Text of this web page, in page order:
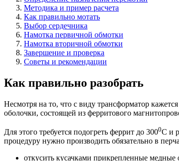
Методика и пример расчета
Как правильно мотать
Выбор сердечника
Намотка первичной обмотки
Намотка вторичной обмотки
Завершение и проверка
Советы и рекомендации
Как правильно разобрать
Несмотря на то, что с виду трансформатор
оболочки, состоящей из ферритового
Для этого требуется подогреть феррит до 3000С и
процедуру нужно производить обязательно в
откусить кусачками прикрепленные медные